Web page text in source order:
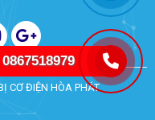
CƠ ĐIỆN HÒA PHÁT
0867518979